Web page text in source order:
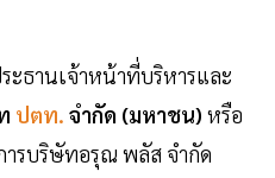
ะธานเจ้าหน้าที่บริหารและ
ปตท. จำกัด (มหาชน) หรือ
ารบริษัทอรุณ พลัส จำกัด